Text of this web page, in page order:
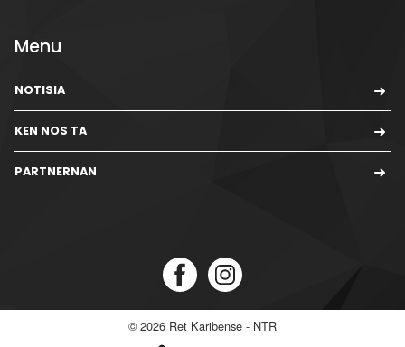
Menu
NOTISIA
KEN NOS TA
PARTNERNAN
© 2026 Ret Karibense - NTR